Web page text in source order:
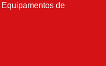
Equipamentos de